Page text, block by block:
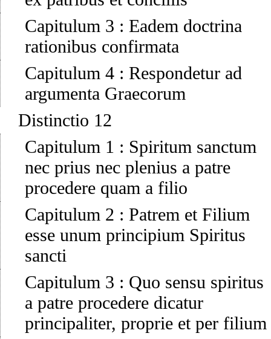
Capitulum 3 : Eadem doctrina
rationibus confirmata
Capitulum 4 : Respondetur ad
argumenta Graecorum
Distinctio 12
Capitulum 1 : Spiritum sanctum
nec prius nec plenius a patre
procedere quam a filio
Capitulum 2 : Patrem et Filium
esse unum principium Spiritus
sancti
Capitulum 3 : Quo sensu spiritus
a patre procedere dicatur
principaliter, proprie et per filium